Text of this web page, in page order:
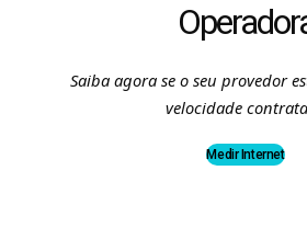
Saiba agora se o seu provedor
velocidade
Medir Internet